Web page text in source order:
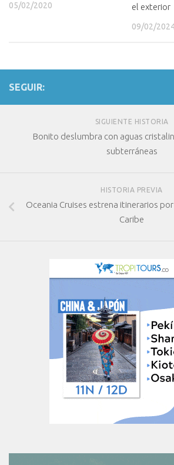
05/02/2020
el exterior
09/02/
SEGUIR:
SIGUIENTE HISTORIA
Bonito deslumbra con aguas
subterráneas
HISTORIA PREVIA
Oceania Cruises estrena itinerarios
Caribe